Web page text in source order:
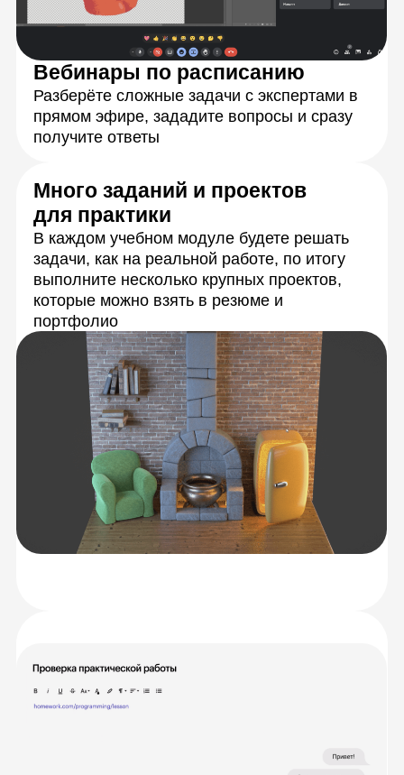
и практика
с экспертами
Каждую тему разберёте с опытными
преподавателями на онлайн-занятиях.
Сможете задать любые вопросы
и получить моментальную обратную связь,
а также обмениваться идеями
с сокурсниками.
Научитесь решать
задачи на практике